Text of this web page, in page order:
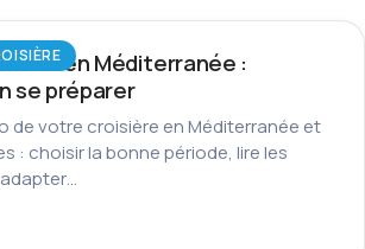
en Méditerranée :
se préparer
de votre croisière en Méditerranée et
: choisir la bonne période, lire les